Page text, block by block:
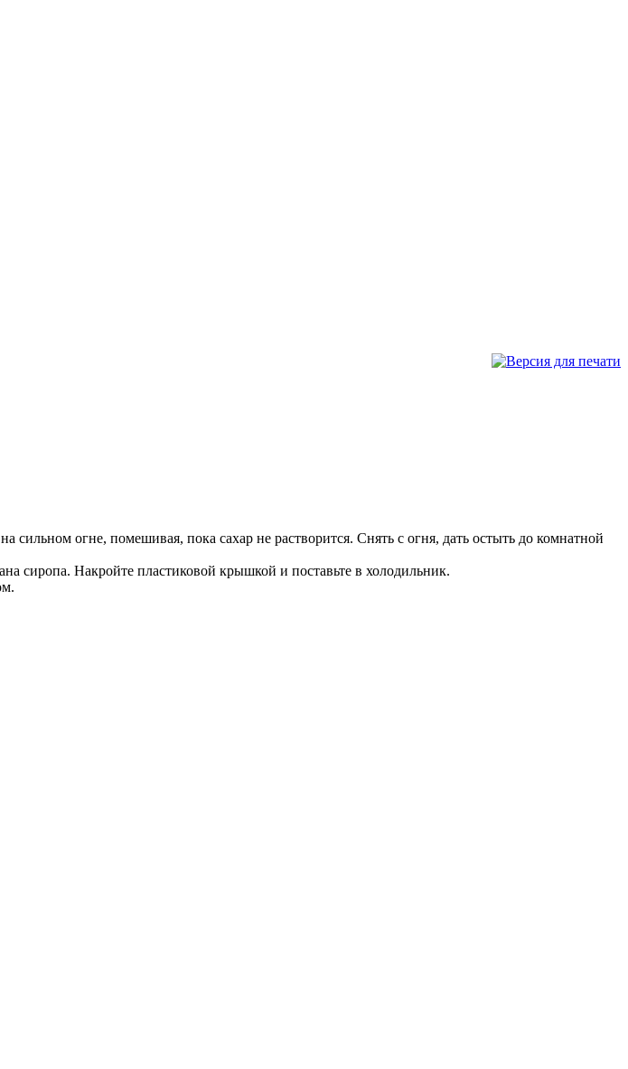
огне, помешивая, пока сахар не растворится. Снять с огня, дать остыть до комнатной
сиропа. Накройте пластиковой крышкой и поставьте в холодильник.